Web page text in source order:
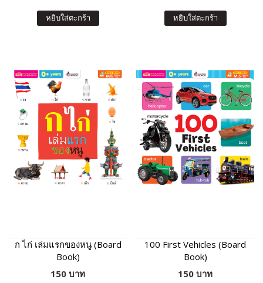
หยิบใส่ตะกร้า หยิบใส่ตะกร้า
ก ไก่ เล่มแรกของหนู (Board
Book)
150 บาท
100 First Vehicles (Board
Book)
150 บาท